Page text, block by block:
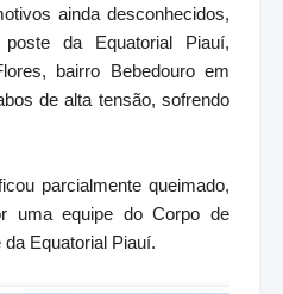
ainda desconhecidos,
da Equatorial Piauí,
bairro Bebedouro em
de alta tensão, sofrendo
parcialmente queimado,
uma equipe do Corpo de
Equatorial Piauí.